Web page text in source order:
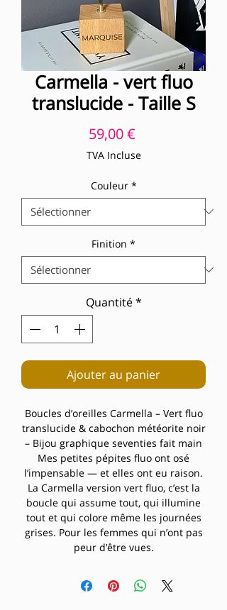
Carmella - vert fluo
translucide - Taille S
59,00 €Prix
TVA Incluse
Couleur *
Finition *
Quantité *
Ajouter au panier
Boucles d’oreilles Carmella – Vert fluo
translucide & cabochon météorite noir
– Bijou graphique seventies fait main
Mes petites pépites fluo ont osé
l’impensable — et elles ont eu raison.
La Carmella version vert fluo, c’est la
boucle qui assume tout, qui illumine
tout et qui colore même les journées
grises. Pour les femmes qui n’ont pas
peur d’être vues.
géométrique à quatre pétales ajourés,
découpée dans un acrylique vert fluo